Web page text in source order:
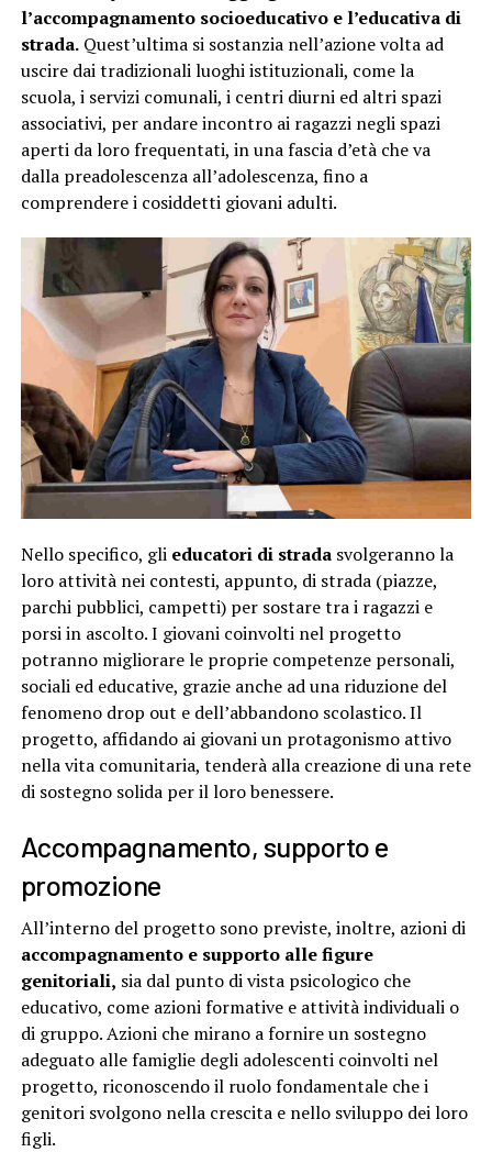
l’accompagnamento socioeducativo e l’educativa di
strada.Quest’ultima si sostanzia nell’azione volta ad
uscire dai tradizionali luoghi istituzionali, come la
scuola, i servizi comunali, i centri diurni ed altri spazi
associativi, per andare incontro ai ragazzi negli spazi
aperti da loro frequentati, in una fascia d’età che va
dalla preadolescenza all’adolescenza, fino a
comprendere i cosiddetti giovani adulti.
Nello specifico, gli educatori di stradasvolgeranno la
loro attività nei contesti, appunto, di strada (piazze,
parchi pubblici, campetti) per sostare tra i ragazzi e
porsi in ascolto. I giovani coinvolti nel progetto
potranno migliorare le proprie competenze personali,
sociali ed educative, grazie anche ad una riduzione del
fenomeno drop out e dell’abbandono scolastico. Il
progetto, affidando ai giovani un protagonismo attivo
nella vita comunitaria, tenderà alla creazione di una rete
di sostegno solida per il loro benessere.
Accompagnamento, supporto e
promozione
All’interno del progetto sono previste, inoltre, azioni di
accompagnamento e supporto alle figure
genitoriali, sia dal punto di vista psicologico che
educativo, come azioni formative e attività individuali o
di gruppo. Azioni che mirano a fornire un sostegno
adeguato alle famiglie degli adolescenti coinvolti nel
progetto, riconoscendo il ruolo fondamentale che i
genitori svolgono nella crescita e nello sviluppo dei loro
figli.